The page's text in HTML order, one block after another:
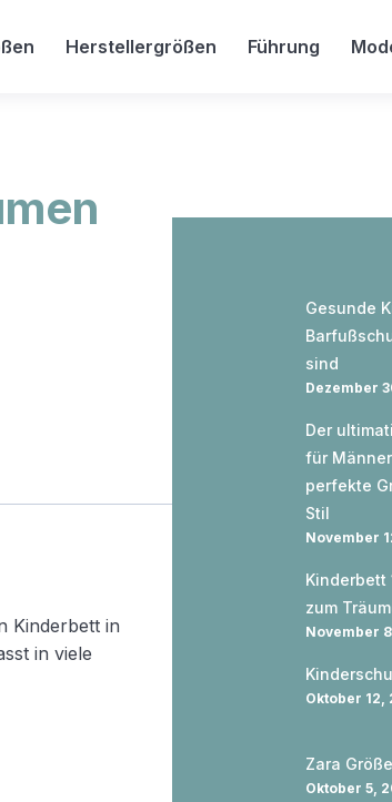
Herstellergrößen Führung
Kinderbett in
in viele
Gesunde
sind
Dezember
Der
für
perfekte
Stil
November
Kinderbett
zum
November
Oktober 12,
Zara
Oktober 5,